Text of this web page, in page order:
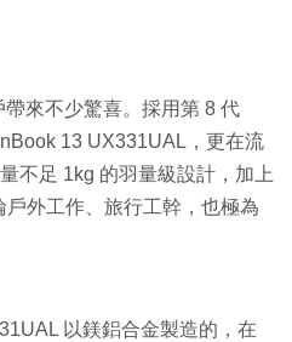
來不少驚喜。採用第 8 代
13 UX331UAL，更在流
不足 1kg 的羽量級設計，加上
外工作、旅行工幹，也極為
以鎂鋁合金製造的，在